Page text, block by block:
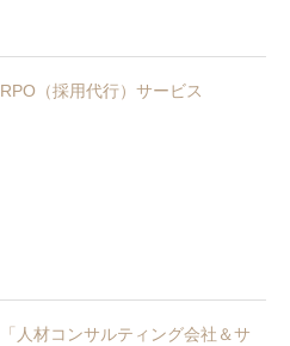
RPO（採用代行）サービス
「人材コンサルティング会社＆サ